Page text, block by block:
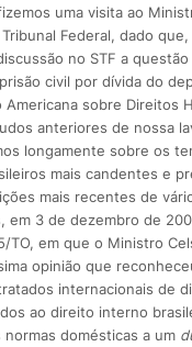
uma visita ao
Federal, dado que,
no STF a questão
civil por dívida do
Americana sobre Direitos
anteriores de nossa
longamente sobre os
mais candentes e
mais recentes de
em 3 de dezembro de
TO, em que o Ministro
opinião que
internacionais de
ao direito interno
domésticas a um